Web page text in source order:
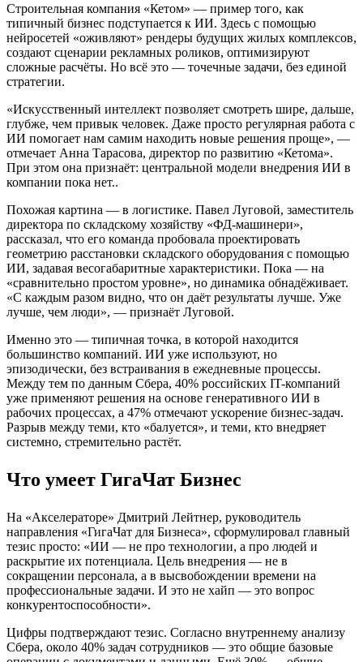
Строительная компания «Кетом» — пример того, как
типичный бизнес подступается к ИИ. Здесь с помощью
нейросетей «оживляют» рендеры будущих жилых комплексов,
создают сценарии рекламных роликов, оптимизируют
сложные расчёты. Но всё это — точечные задачи, без единой
стратегии.
«Искусственный интеллект позволяет смотреть шире, дальше,
глубже, чем привык человек. Даже просто регулярная работа с
ИИ помогает нам самим находить новые решения проще», —
отмечает Анна Тарасова, директор по развитию «Кетома».
При этом она признаёт: центральной модели внедрения ИИ в
компании пока нет..
Похожая картина — в логистике. Павел Луговой, заместитель
директора по складскому хозяйству «ФД-машинери»,
рассказал, что его команда пробовала проектировать
геометрию расстановки складского оборудования с помощью
ИИ, задавая весогабаритные характеристики. Пока — на
«сравнительно простом уровне», но динамика обнадёживает.
«С каждым разом видно, что он даёт результаты лучше. Уже
лучше, чем люди», — признаёт Луговой.
Именно это — типичная точка, в которой находится
большинство компаний. ИИ уже используют, но
эпизодически, без встраивания в ежедневные процессы.
Между тем по данным Сбера, 40% российских IT-компаний
уже применяют решения на основе генеративного ИИ в
рабочих процессах, а 47% отмечают ускорение бизнес-задач.
Разрыв между теми, кто «балуется», и теми, кто внедряет
системно, стремительно растёт.
Что умеет ГигаЧат Бизнес
На «Акселераторе» Дмитрий Лейтнер, руководитель
направления «ГигаЧат для Бизнеса», сформулировал главный
тезис просто: «ИИ — не про технологии, а про людей и
раскрытие их потенциала. Цель внедрения — не в
сокращении персонала, а в высвобождении времени на
профессиональные задачи. И это не хайп — это вопрос
конкурентоспособности».
Цифры подтверждают тезис. Согласно внутреннему анализу
Сбера, около 40% задач сотрудников — это общие базовые